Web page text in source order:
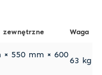
zewnętrzne Waga
× 550 mm × 600
63 kg